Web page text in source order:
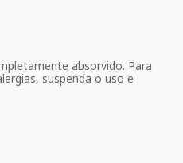
absorvido. Para
suspenda o uso e